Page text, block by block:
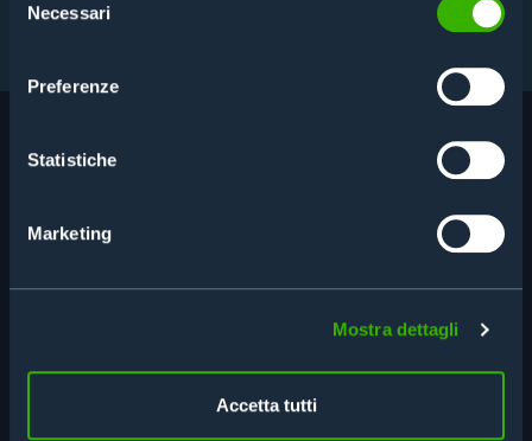
delNecessari
Preferenze
Statistiche
Marketing
Mostra dettagli
Accetta tutti
SCHEDA TECNICA